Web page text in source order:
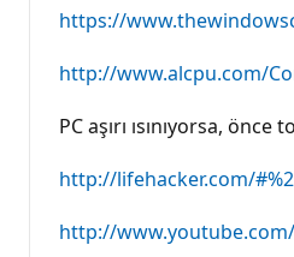
https://
http://www.alcpu.com/
PC aşırı ısınıyorsa,
http://lifehacker.com/
http://www.youtube.com/